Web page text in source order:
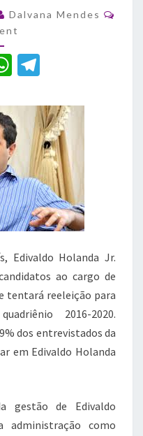
Dalvana Mendes
W
at
s
A
p
p
e
gr
a
m
Edivaldo Holanda Jr.
ao cargo de
tentará reeleição para
2016-2020.
dos entrevistados da
em Edivaldo Holanda
gestão de Edivaldo
administração como